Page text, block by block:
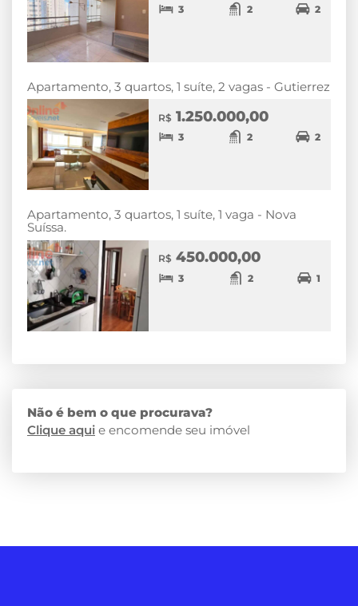
3 2 2
Apartamento, 3 quartos, 1 suíte, 2 vagas - Gutierrez
R$ 1.250.000,00
3 2 2
Apartamento, 3 quartos, 1 suíte, 1 vaga - Nova
Suíssa.
R$ 450.000,00
3 2 1
Não é bem o que procurava?
Clique aqui e encomende seu imóvel